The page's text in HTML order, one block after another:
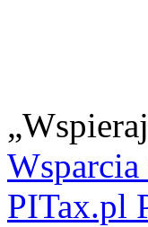
PITax.pl